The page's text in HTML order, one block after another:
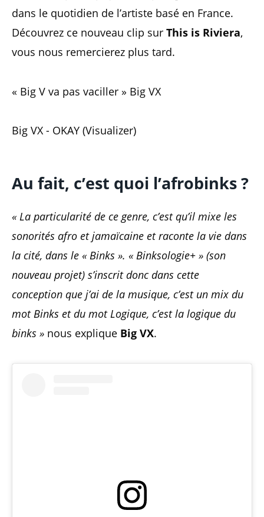
dans le quotidien de l’artiste basé en France.
Découvrez ce nouveau clip sur This is Riviera,
vous nous remercierez plus tard.
« Big V va pas vaciller » Big VX
Big VX - OKAY (Visualizer)
Au fait, c’est quoi l’afrobinks ?
« La particularité de ce genre, c’est qu’il mixe les
sonorités afro et jamaïcaine et raconte la vie dans
la cité, dans le « Binks ». « Binksologie+ » (son
nouveau projet) s’inscrit donc dans cette
conception que j’ai de la musique, c’est un mix du
mot Binks et du mot Logique, c’est la logique du
binks » nous explique Big VX.